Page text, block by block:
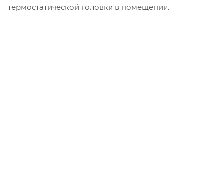
термостатической головки в помещении.